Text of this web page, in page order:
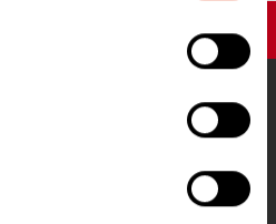
UPP